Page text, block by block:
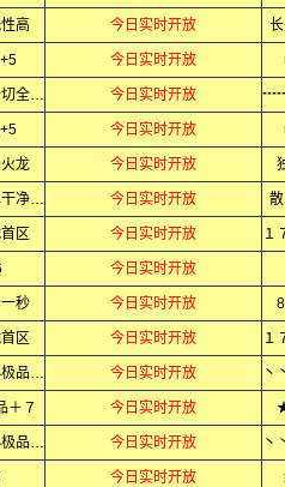
高 今日实时开放
今日实时开放
首战①区┅┅一切全爆┅┅ 今日实时开放
今日实时开放
龙 今日实时开放
０充送满→简单干净无隐藏 今日实时开放
区 今日实时开放
今日实时开放
秒 今日实时开放
区 今日实时开放
１．７６丶丶小极品+5丶丶 今日实时开放
＋７ 今日实时开放
１．７６丶丶小极品+5丶丶 今日实时开放
今日实时开放